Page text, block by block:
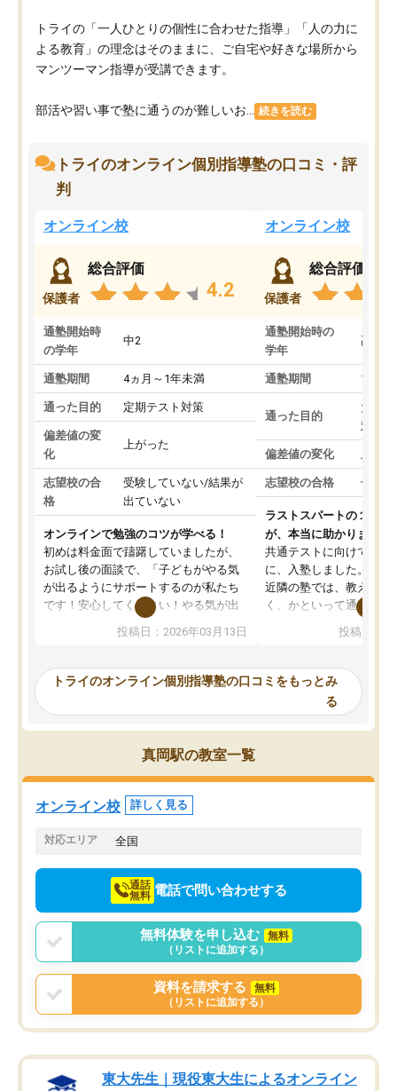
トライの「一人ひとりの個性に合わせた指導」「人の力に
よる教育」の理念はそのままに、ご自宅や好きな場所から
マンツーマン指導が受講できます。
部活や習い事で塾に通うのが難しいお... 続きを読む
トライのオンライン個別指導塾の口コミ・評
判
オンライン校
保護者
総合評価
4.2
通塾開始時
の学年
中2
通塾期間 4ヵ月～1年未満
通った目的 定期テスト対策
偏差値の変
化
上がった
志望校の合
格
受験していない/結果が
出ていない
オンラインで勉強のコツが学べる！
初めは料金面で躊躇していましたが、
お試し後の面談で、「子どもがやる気
が出るようにサポートするのが私たち
です！安心してください！やる気が出
ないのは私たち講師の責任です」と言
ってくださり、確かに！と考えて、思
ったんですが、学生の先生から学ぶこ
み、徐々に成績が上がったらいいなと
思っていました。何が今足りないのか
を的確に指導いただき、子どももびっ
くりするほど楽しんでやる気を持って
塾を受けています。狙い通り、少しず
つ成績も上がり、苦手意識も無くなっ
てきたので、さらに苦手な数学も追加
でお願いしました。来年の高校受験に
投稿日：2026年03月13日
オンライン校
保護者
総合評価
通塾開始時の
学年
高3
通塾期間 1～3
通った目的
大学
対策
偏差値の変化
志望校の合格 合格
ラストスパートの１か月
が、本当に助かりました
共通テストに向けての追
に、入塾しました。田舎
近隣の塾では、教えても
く、かといって通うには
可能なので本当に助か
らないところをピンポイ
頂いて、とてもわかり
していました。一生を
スト、多少お金がかかっ
投稿日：
トライのオンライン個別指導塾の口コミをもっとみ
る
真岡駅の教室一覧
オンライン校 詳しく見る
対応エリア 全国
通話
無料 電話で問い合わせする
無料体験を申し込む
無料
（リストに追加する）
資料を請求する
無料
（リストに追加する）
東大先生｜現役東大生によるオンライン